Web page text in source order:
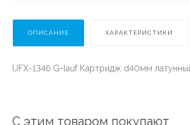
ОПИСАНИЕ ХАРАКТЕРИСТИКИ
UFX-1346 G-lauf Картридж d40мм
С этим товаром покупают